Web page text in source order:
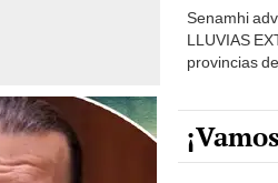
Senamhi
LLUVIAS
provincias